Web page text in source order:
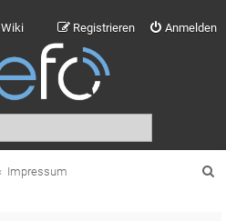
Wiki Anmelden
Registrieren
Impressum